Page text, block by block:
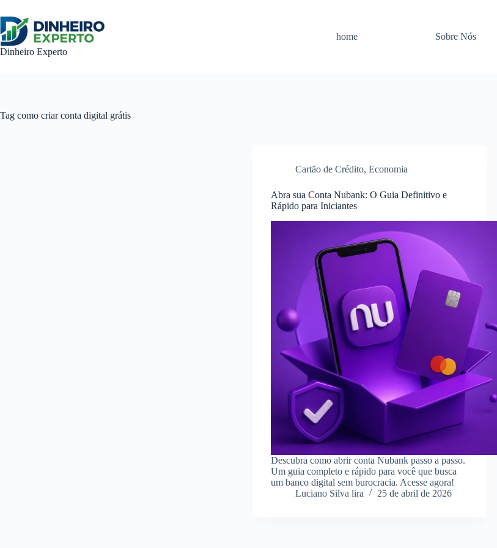
para
conteúdo
Dinheiro Experto
home Sobre Nós
Tag como criar conta digital grátis
Cartão de Crédito,Economia
Abra sua Conta Nubank: O Guia Definitivo e
Rápido para Iniciantes
Descubra como abrir conta Nubank passo a passo.
Um guia completo e rápido para você que busca
um banco digital sem burocracia. Acesse agora!
Luciano Silva lira
25 de abril de 2026